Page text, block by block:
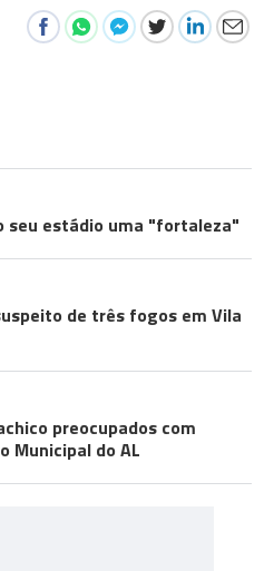
seu estádio uma "fortaleza"
de três fogos em Vila
preocupados com
Municipal do AL